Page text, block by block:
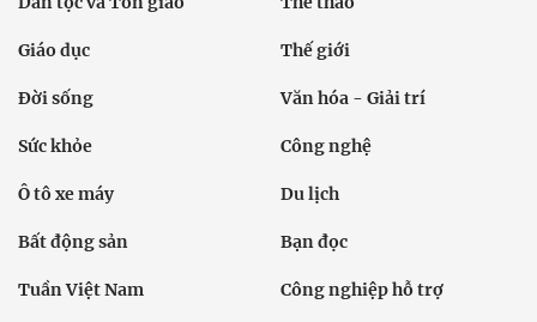
Giáo dục Thế giới
Đời sống Văn hóa - Giải trí
Sức khỏe Công nghệ
Ô tô xe máy Du lịch
Bất động sản Bạn đọc
Tuần Việt Nam Công nghiệp hỗ trợ